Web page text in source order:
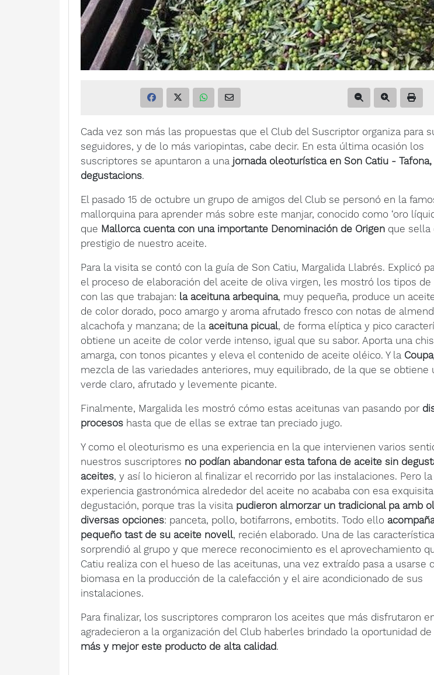
Cada vez son más las propuestas que el Club del Suscriptor organiza para
seguidores, y de lo más variopintas, cabe decir. En esta última ocasión los
suscriptores se apuntaron a una jornada oleoturística en Son Catiu -
degustacions.
El pasado 15 de octubre un grupo de amigos del Club se personó en la
mallorquina para aprender más sobre este manjar, conocido como ‘oro
que Mallorca cuenta con una importante Denominación de Origen que sella
prestigio de nuestro aceite.
Para la visita se contó con la guía de Son Catiu, Margalida Llabrés. Explicó
el proceso de elaboración del aceite de oliva virgen, les mostró los tipos de
con las que trabajan: la aceituna arbequina, muy pequeña, produce un
de color dorado, poco amargo y aroma afrutado fresco con notas de
alcachofa y manzana; de la aceituna picual, de forma elíptica y pico
obtiene un aceite de color verde intenso, igual que su sabor. Aporta una
amarga, con tonos picantes y eleva el contenido de aceite oléico. Y la
mezcla de las variedades anteriores, muy equilibrado, de la que se obtiene
verde claro, afrutado y levemente picante.
Finalmente, Margalida les mostró cómo estas aceitunas van pasando por
procesos hasta que de ellas se extrae tan preciado jugo.
Y como el oleoturismo es una experiencia en la que intervienen varios
nuestros suscriptores no podían abandonar esta tafona de aceite sin
aceites, y así lo hicieron al finalizar el recorrido por las instalaciones. Pero la
experiencia gastronómica alrededor del aceite no acababa con esa exquisita
degustación, porque tras la visita pudieron almorzar un tradicional pa amb
diversas opciones: panceta, pollo, botifarrons, embotits. Todo ello
pequeño tast de su aceite novell, recién elaborado. Una de las
sorprendió al grupo y que merece reconocimiento es el aprovechamiento
Catiu realiza con el hueso de las aceitunas, una vez extraído pasa a usarse
biomasa en la producción de la calefacción y el aire acondicionado de sus
instalaciones.
Para finalizar, los suscriptores compraron los aceites que más disfrutaron
agradecieron a la organización del Club haberles brindado la oportunidad de
más y mejor este producto de alta calidad.